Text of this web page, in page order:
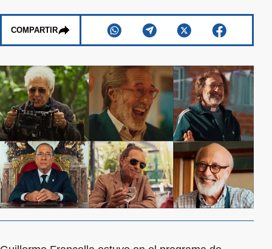
COMPARTIR